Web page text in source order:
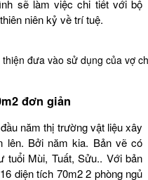
sẽ làm việc chi tiết với bộ
niên kỷ về trí tuệ.
đưa vào sử dụng của vợ
đơn giản
năm thị trường vật liệu xây
lên. Bởi năm kia. Bản vẽ có
tuổi Mùi, Tuất, Sửu.. Với bản
diện tích 70m2 2 phòng ngủ